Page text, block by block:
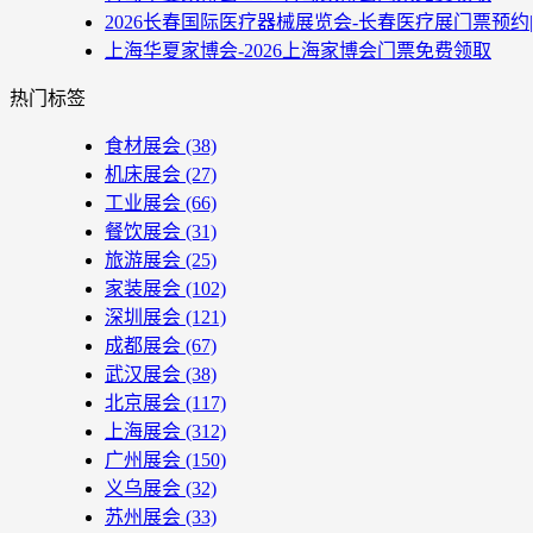
2026长春国际医疗器械展览会-长春医疗展门票预
上海华夏家博会-2026上海家博会门票免费领取
热门标签
食材展会 (38)
机床展会 (27)
工业展会 (66)
餐饮展会 (31)
旅游展会 (25)
家装展会 (102)
深圳展会 (121)
成都展会 (67)
武汉展会 (38)
北京展会 (117)
上海展会 (312)
广州展会 (150)
义乌展会 (32)
苏州展会 (33)